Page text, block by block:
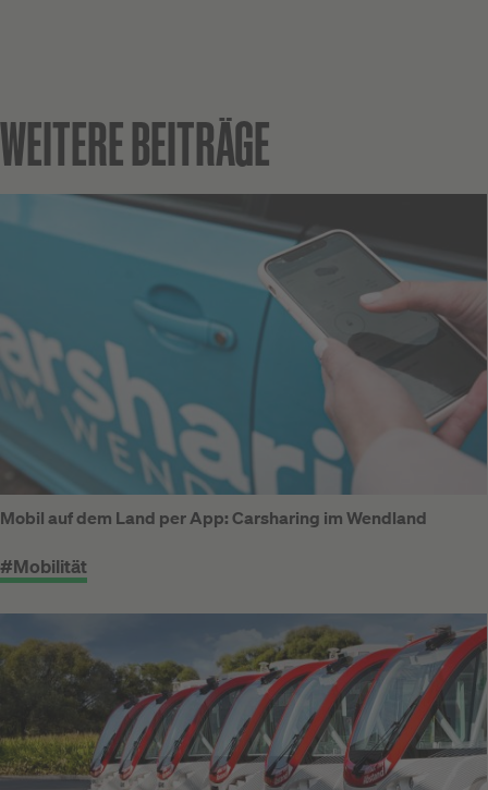
WEITERE BEITRÄGE
Mobil auf dem Land per App: Carsharing im Wendland
#Mobilität